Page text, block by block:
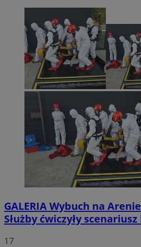
GALERIAWybuch na
Służby ćwiczyły
17